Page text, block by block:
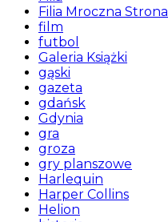
Filia Mroczna Strona
film
futbol
Galeria Książki
gąski
gazeta
gdańsk
Gdynia
gra
groza
gry planszowe
Harlequin
Harper Collins
Helion